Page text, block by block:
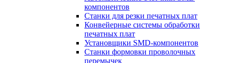
компонентов
Станки для резки печатных плат
Конвейерные системы обработки
печатных плат
Установщики SMD-компонентов
Станки формовки проволочных
перемычек